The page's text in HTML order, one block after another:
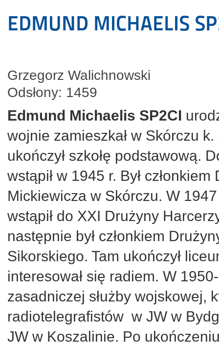
EDMUND MICHAELIS
Grzegorz Walichnowski
Odsłony: 1459
Edmund Michaelis SP2CI
wojnie zamieszkał w Skórczu
ukończył szkołę podstawową.
wstąpił w 1945 r. Był
Mickiewicza w Skórczu. W
wstąpił do XXI Drużyny
następnie był członkiem
Sikorskiego. Tam ukończył
interesował się radiem. W
zasadniczej służby wojskowej,
radiotelegrafistów w JW w
JW w Koszalinie. Po